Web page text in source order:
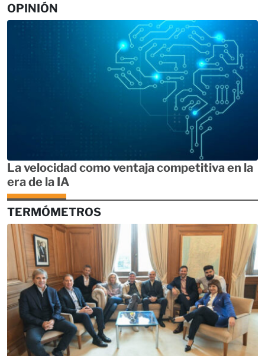
OPINIÓN
La velocidad como ventaja competitiva en la
era de la IA
TERMÓMETROS